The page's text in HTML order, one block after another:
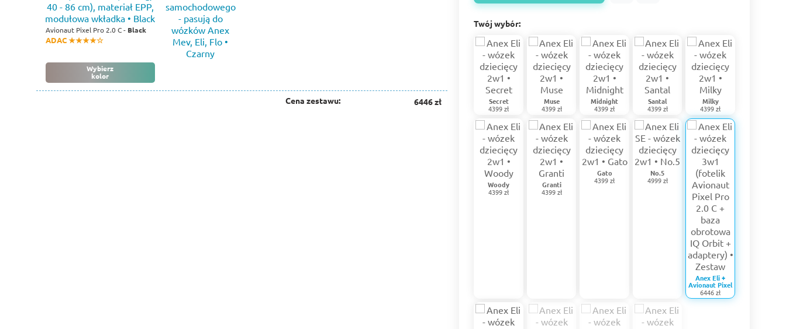
Avionaut Pixel Pro 2.0 C - Black
ADAC ★★★★☆
Wybierz
kolor
Cena zestawu: 6446 zł
Twój wybór:
Secret
4399 zł
Muse
4399 zł
Midnight
4399 zł
Santal
4399 zł
Milky
4399 zł
Woody
4399 zł
Granti
4399 zł
Gato
4399 zł
No.5
4999 zł
Anex Eli +
Avionaut Pixel
6446 zł